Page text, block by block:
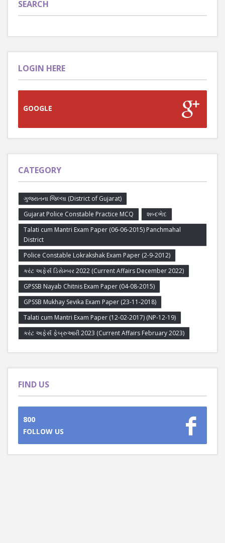
SEARCH
LOGIN HERE
GOOGLE
CATEGORY
ગુજરાતના જિલ્લા (District of Gujarat)
Gujarat Police Constable Practice MCQ
શબ્દભેદ
Talati cum Mantri Exam Paper (06-06-2015) Panchmahal
District
Police Constable Lokrakshak Exam Paper (2-9-2012)
કરંટ અફેર્સ ડિસેમ્બર 2022 (Current Affairs December 2022)
GPSSB Nayab Chitnis Exam Paper (04-08-2015)
GPSSB Mukhay Sevika Exam Paper (23-11-2018)
Talati cum Mantri Exam Paper (12-02-2017) (NP-12-19)
કરંટ અફેર્સ ફેબ્રુઆરી 2023 (Current Affairs February 2023)
FIND US
800
FOLLOW US